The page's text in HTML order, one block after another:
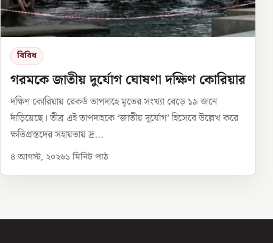
বিবিধ
গরমকে জাতীয় দুর্যোগ ঘোষণা দক্ষিণ কোরিয়ার
দক্ষিণ কোরিয়ায় রেকর্ড তাপদাহে মৃতের সংখ্যা বেড়ে ১৯ জনে
দাঁড়িয়েছে। তীব্র এই তাপদাহকে ‘জাতীয় দুর্যোগ’ হিসেবে উল্লেখ করে
ক্ষতিগ্রস্তদের সহায়তায় দ্র...
৪ আগস্ট, ২০২৬১ মিনিট পাঠ